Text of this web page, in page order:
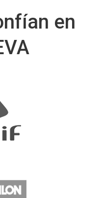
en